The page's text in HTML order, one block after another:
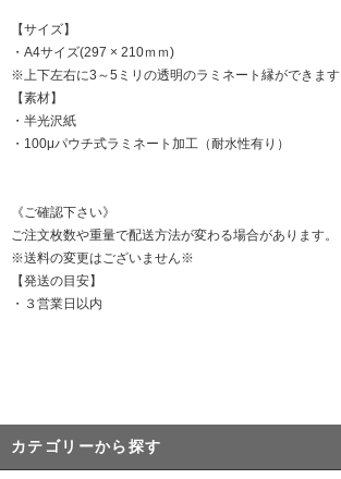
【サイズ】
・A4サイズ(297 × 210ｍｍ)
※上下左右に3～5ミリの透明のラミネート縁ができます
【素材】
・半光沢紙
・100μパウチ式ラミネート加工（耐水性有り）
《ご確認下さい》
ご注文枚数や重量で配送方法が変わる場合があります。
※送料の変更はございません※
【発送の目安】
・３営業日以内
カテゴリーから探す